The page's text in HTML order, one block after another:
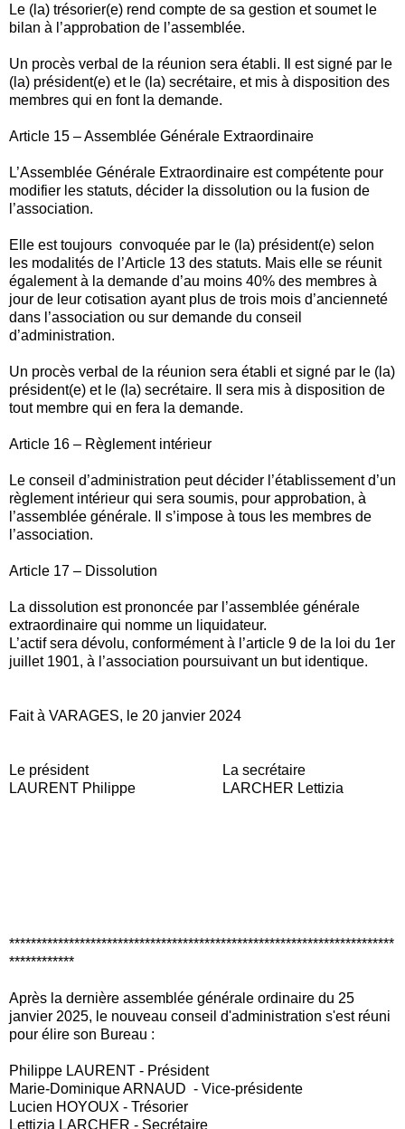
Le (la) trésorier(e) rend compte de sa gestion et soumet le
bilan à l’approbation de l’assemblée.
Un procès verbal de la réunion sera établi. Il est signé par le
(la) président(e) et le (la) secrétaire, et mis à disposition des
membres qui en font la demande.
Article 15 – Assemblée Générale Extraordinaire
L’Assemblée Générale Extraordinaire est compétente pour
modifier les statuts, décider la dissolution ou la fusion de
l’association.
Elle est toujours convoquée par le (la) président(e) selon
les modalités de l’Article 13 des statuts. Mais elle se réunit
également à la demande d’au moins 40% des membres à
jour de leur cotisation ayant plus de trois mois d’ancienneté
dans l’association ou sur demande du conseil
d’administration.
Un procès verbal de la réunion sera établi et signé par le (la)
président(e) et le (la) secrétaire. Il sera mis à disposition de
tout membre qui en fera la demande.
Article 16 – Règlement intérieur
Le conseil d’administration peut décider l’établissement d’un
règlement intérieur qui sera soumis, pour approbation, à
l’assemblée générale. Il s’impose à tous les membres de
l’association.
Article 17 – Dissolution
La dissolution est prononcée par l’assemblée générale
extraordinaire qui nomme un liquidateur.
L’actif sera dévolu, conformément à l’article 9 de la loi du 1er
juillet 1901, à l’association poursuivant un but identique.
Fait à VARAGES, le 20 janvier 2024
Le président La secrétaire
LAURENT Philippe LARCHER Lettizia
***********************************************************************
************
Après la dernière assemblée générale ordinaire du 25
janvier 2025, le nouveau conseil d'administration s'est réuni
pour élire son Bureau :
Philippe LAURENT - Président
Marie-Dominique ARNAUD - Vice-présidente
Lucien HOYOUX - Trésorier
Lettizia LARCHER - Secrétaire